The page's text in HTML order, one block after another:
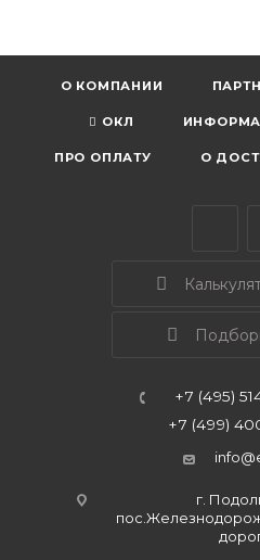
О КОМПАНИИ
ОКЛ
ПРО ОПЛАТУ О
+7 (495)
+7 (499)
г.